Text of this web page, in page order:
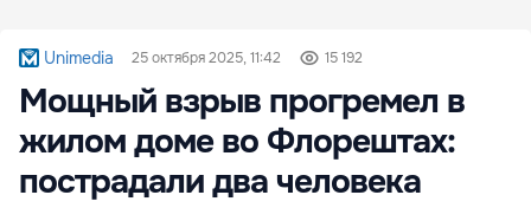
Unimedia 25 октября 2025, 11:42 15 192
Мощный взрыв прогремел в
жилом доме во Флорештах:
пострадали два человека